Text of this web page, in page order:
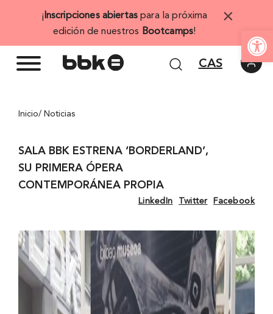
Abrir
¡ Inscripciones abiertas para la próxima
edición de nuestros Bootcamps!
×
CAS
Inicio/ Noticias
SALA BBK ESTRENA ‘BORDERLAND’,
SU PRIMERA ÓPERA
CONTEMPORÁNEA PROPIA
LinkedIn Twitter Facebook